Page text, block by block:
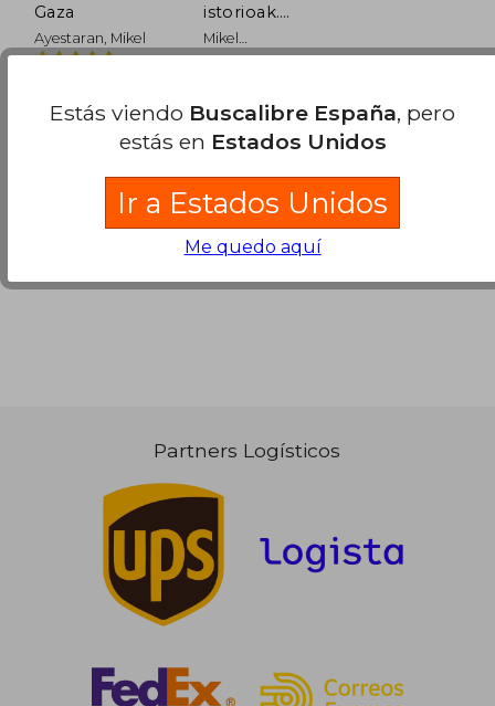
Gaza
Ayestaran, Mikel
(1)
Rústica Con
Solapas, Nuevo
21,69 €
istorioak.
Bizitza gerren
artean (en
Mikel
Ayestaran;Ibon
Tapa Blanda,
Nuevo
Partners Logísticos
Estás viendo Buscalibre España, pero
estás en Estados Unidos
Ir a Estados Unidos
Me quedo aquí